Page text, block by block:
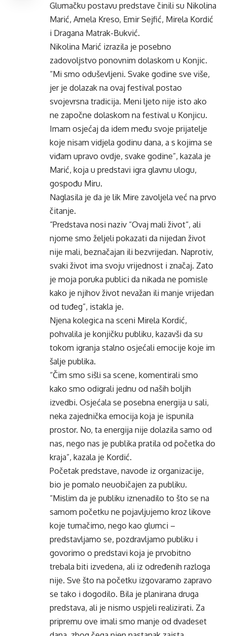
Glumačku postavu predstave činili su Nikolina
Marić, Amela Kreso, Emir Sejfić, Mirela Kordić
i Dragana Matrak-Bukvić.
Nikolina Marić izrazila je posebno
zadovoljstvo ponovnim dolaskom u Konjic.
“Mi smo oduševljeni. Svake godine sve više,
jer je dolazak na ovaj festival postao
svojevrsna tradicija. Meni ljeto nije isto ako
ne započne dolaskom na festival u Konjicu.
Imam osjećaj da idem među svoje prijatelje
koje nisam vidjela godinu dana, a s kojima se
viđam upravo ovdje, svake godine”, kazala je
Marić, koja u predstavi igra glavnu ulogu,
gospođu Miru.
Naglasila je da je lik Mire zavoljela već na prvo
čitanje.
“Predstava nosi naziv “Ovaj mali život“, ali
njome smo željeli pokazati da nijedan život
nije mali, beznačajan ili bezvrijedan. Naprotiv,
svaki život ima svoju vrijednost i značaj. Zato
je moja poruka publici da nikada ne pomisle
kako je njihov život nevažan ili manje vrijedan
od tuđeg”, istakla je.
Njena kolegica na sceni Mirela Kordić,
pohvalila je konjičku publiku, kazavši da su
tokom igranja stalno osjećali emocije koje im
šalje publika.
“Čim smo sišli sa scene, komentirali smo
kako smo odigrali jednu od naših boljih
izvedbi. Osjećala se posebna energija u sali,
neka zajednička emocija koja je ispunila
prostor. No, ta energija nije dolazila samo od
nas, nego nas je publika pratila od početka do
kraja”, kazala je Kordić.
Početak predstave, navode iz organizacije,
bio je pomalo neuobičajen za publiku.
“Mislim da je publiku iznenadilo to što se na
samom početku ne pojavljujemo kroz likove
koje tumačimo, nego kao glumci –
predstavljamo se, pozdravljamo publiku i
govorimo o predstavi koja je prvobitno
trebala biti izvedena, ali iz određenih razloga
nije. Sve što na početku izgovaramo zapravo
se tako i dogodilo. Bila je planirana druga
predstava, ali je nismo uspjeli realizirati. Za
pripremu ove imali smo manje od dvadeset